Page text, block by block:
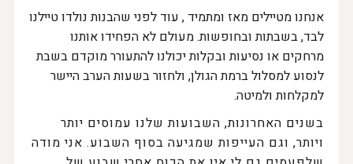
אנחנו מטיילים מאז ומתמיד , עוד לפני שהבנות נולדו טיילנו
לבד, בשבתות ובחופשות. מעולם לא הפחידו אותנו
מרחקים או נסיעות ובקלות יכולנו להתעורר מוקדם בשבת
לנסוע למסלול ברמת הגולן, ולחזור בשעות הערב היישר
למקלחות ולמיטה.
בשנים האחרונות, השבועות שלנו עמוסים יותר
ויותר, וגם העייפות שמגיעה בסוף השבוע. אני מודה